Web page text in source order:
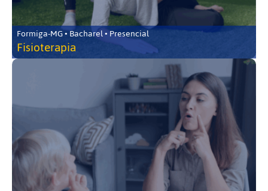
Formiga-MG • Bacharel • Presencial
Fisioterapia